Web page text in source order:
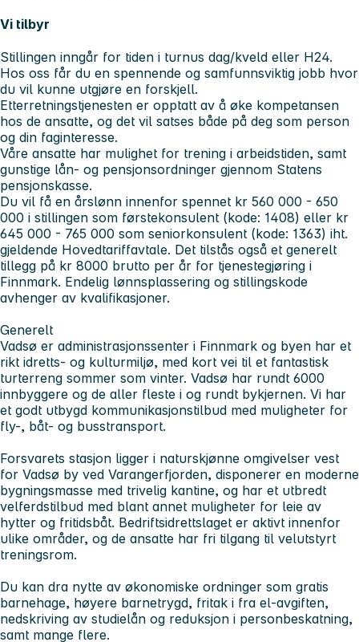
Vi tilbyr
Stillingen inngår for tiden i turnus dag/kveld eller H24.
Hos oss får du en spennende og samfunnsviktig jobb hvor
du vil kunne utgjøre en forskjell.
Etterretningstjenesten er opptatt av å øke kompetansen
hos de ansatte, og det vil satses både på deg som person
og din faginteresse.
Våre ansatte har mulighet for trening i arbeidstiden, samt
gunstige lån- og pensjonsordninger gjennom Statens
pensjonskasse.
Du vil få en årslønn innenfor spennet kr 560 000 - 650
000 i stillingen som førstekonsulent (kode: 1408) eller kr
645 000 - 765 000 som seniorkonsulent (kode: 1363) iht.
gjeldende Hovedtariffavtale. Det tilstås også et generelt
tillegg på kr 8000 brutto per år for tjenestegjøring i
Finnmark. Endelig lønnsplassering og stillingskode
avhenger av kvalifikasjoner.
Generelt
Vadsø er administrasjonssenter i Finnmark og byen har et
rikt idretts- og kulturmiljø, med kort vei til et fantastisk
turterreng sommer som vinter. Vadsø har rundt 6000
innbyggere og de aller fleste i og rundt bykjernen. Vi har
et godt utbygd kommunikasjonstilbud med muligheter for
fly-, båt- og busstransport.
Forsvarets stasjon ligger i naturskjønne omgivelser vest
for Vadsø by ved Varangerfjorden, disponerer en moderne
bygningsmasse med trivelig kantine, og har et utbredt
velferdstilbud med blant annet muligheter for leie av
hytter og fritidsbåt. Bedriftsidrettslaget er aktivt innenfor
ulike områder, og de ansatte har fri tilgang til velutstyrt
treningsrom.
Du kan dra nytte av økonomiske ordninger som gratis
barnehage, høyere barnetrygd, fritak i fra el-avgiften,
nedskriving av studielån og reduksjon i personbeskatning,
samt mange flere.